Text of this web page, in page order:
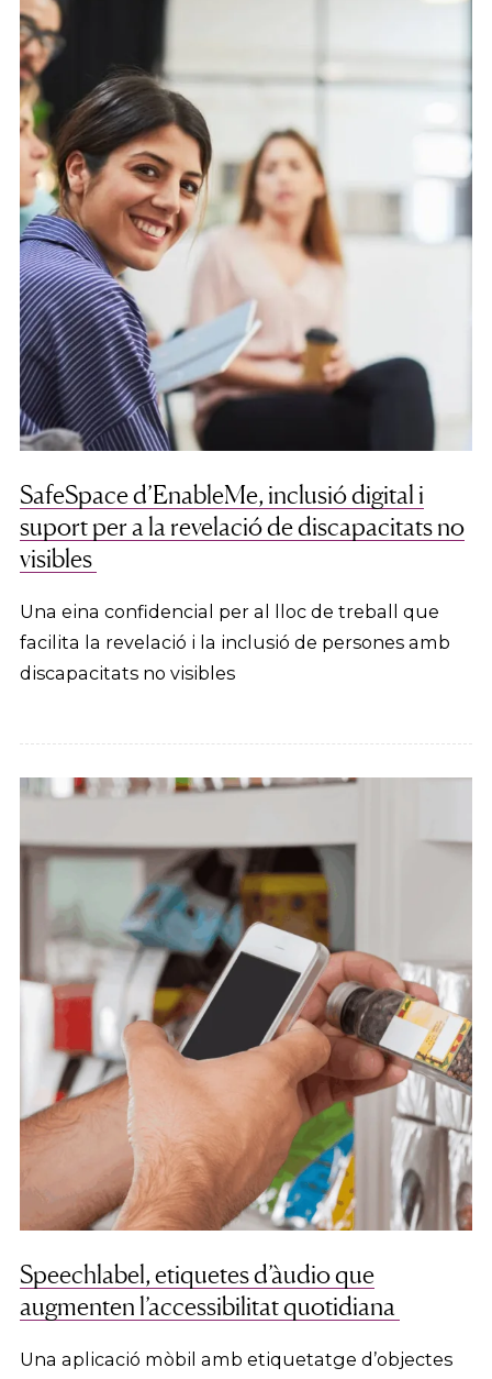
SafeSpace d’EnableMe, inclusió digital i
suport per a la revelació de discapacitats no
visibles
Una eina confidencial per al lloc de treball que
facilita la revelació i la inclusió de persones amb
discapacitats no visibles
Speechlabel, etiquetes d’àudio que
augmenten l’accessibilitat quotidiana
Una aplicació mòbil amb etiquetatge d’objectes